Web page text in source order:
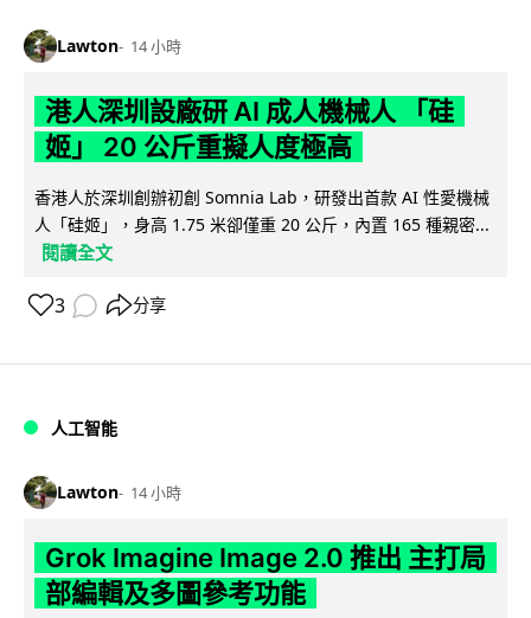
Lawton 14 小時
港人深圳設廠研 AI 成人機械人 「硅
姬」 20 公斤重擬人度極高
香港人於深圳創辦初創 Somnia Lab，研發出首款 AI 性愛機械
人「硅姬」，身高 1.75 米卻僅重 20 公斤，內置 165 種親密...
閱讀全文
3 分享
人工智能
Lawton 14 小時
Grok Imagine Image 2.0 推出 主打局
部編輯及多圖參考功能